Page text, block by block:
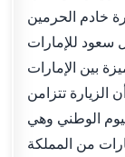
خادم الحرمين
سعود للإمارات
بين الإمارات
الزيارة تتزامن
الدولة بالذكرى الـ45 لليوم الوطني وهي
من المملكة